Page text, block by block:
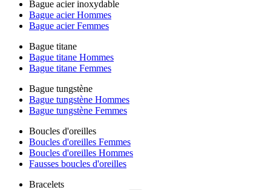
Bague acier inoxydable
Bague acier Hommes
Bague acier Femmes
Bague titane
Bague titane Hommes
Bague titane Femmes
Bague tungstène
Bague tungstène Hommes
Bague tungstène Femmes
Boucles d'oreilles
Boucles d'oreilles Femmes
Boucles d'oreilles Hommes
Fausses boucles d'oreilles
Bracelets